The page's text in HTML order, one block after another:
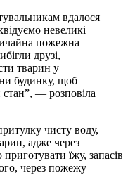
вдалося
невеликі
пожежна
друзі,
тварин у
будинку, щоб
стан”, — розповіла
чисту воду,
адже через
їжу, запасів
через пожежу